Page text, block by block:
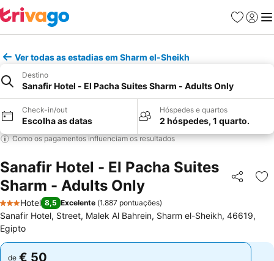
Favoritos
Iniciar
Ver todas as estadias em Sharm el-Sheikh
Destino
Sanafir Hotel - El Pacha Suites Sharm - Adults Only
Check-in/out
Escolha as datas
Hóspedes e quartos
2 hóspedes, 1 quarto.
Como os pagamentos influenciam os resultados
Sanafir Hotel - El Pacha Suites
Sharm - Adults Only
Partilhar
3 Estrelas
Hotel 8,5 Excelente (1.887 pontuações)
Sanafir Hotel, Street, Malek Al Bahrein, Sharm el-Sheikh, 46619,
Egipto
de € 50
de € 50